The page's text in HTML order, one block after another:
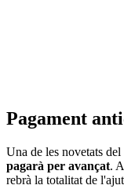
Pagament
Una de les novetats
pagarà per avançat.
rebrà la totalitat de